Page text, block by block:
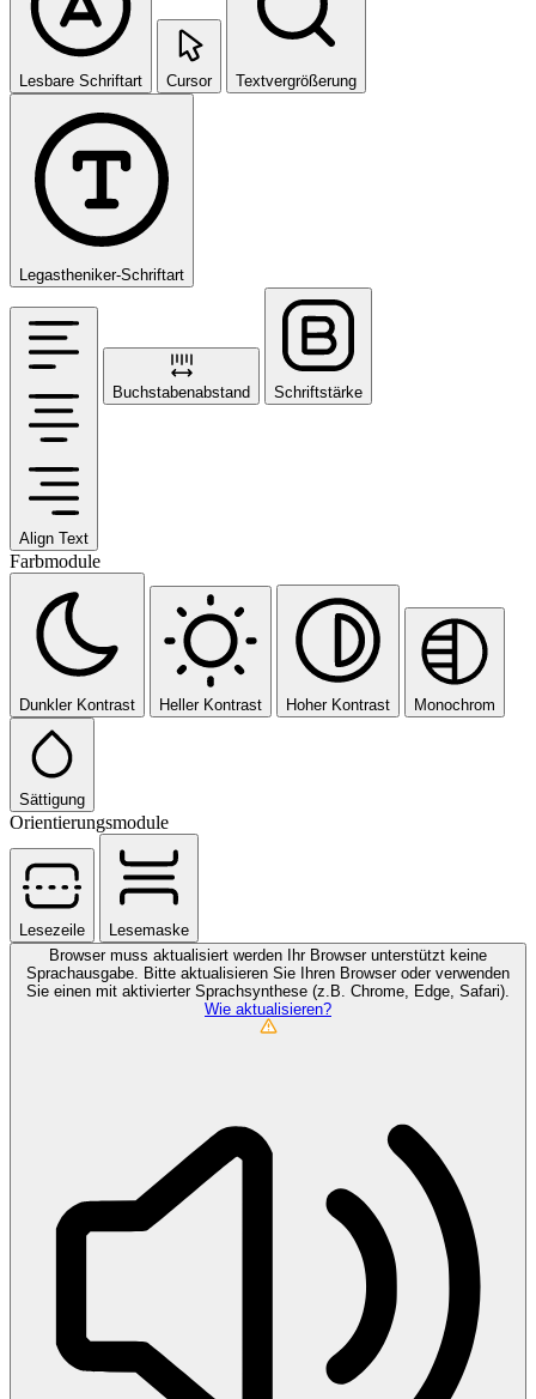
Lesbare Schriftart Cursor Textvergrößerung
Legastheniker-Schriftart
Align Text
Buchstabenabstand Schriftstärke
Farbmodule
Dunkler Kontrast Heller Kontrast Hoher Kontrast Monochrom
Sättigung
Orientierungsmodule
Lesezeile
Lesemaske
Browser muss aktualisiert werden
Ihr Browser unterstützt keine
Sprachausgabe. Bitte aktualisieren Sie Ihren Browser oder verwenden
Sie einen mit aktivierter Sprachsynthese (z.B. Chrome, Edge, Safari).
Wie aktualisieren?